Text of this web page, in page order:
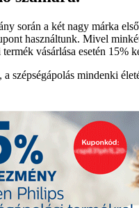
során a két nagy márka
használtunk. Mivel
termék vásárlása esetén
szépségápolás mindenki